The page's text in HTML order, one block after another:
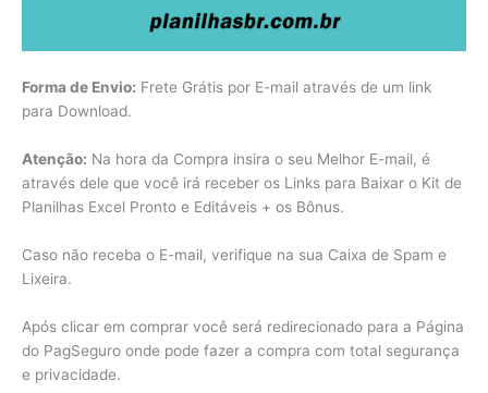
Forma de Envio: Frete Grátis por E-mail através de um link
para Download.
Atenção: Na hora da Compra insira o seu Melhor E-mail, é
através dele que você irá receber os Links para Baixar o Kit de
Planilhas Excel Pronto e Editáveis + os Bônus.
Caso não receba o E-mail, verifique na sua Caixa de Spam e
Lixeira.
Após clicar em comprar você será redirecionado para a Página
do PagSeguro onde pode fazer a compra com total segurança
e privacidade.